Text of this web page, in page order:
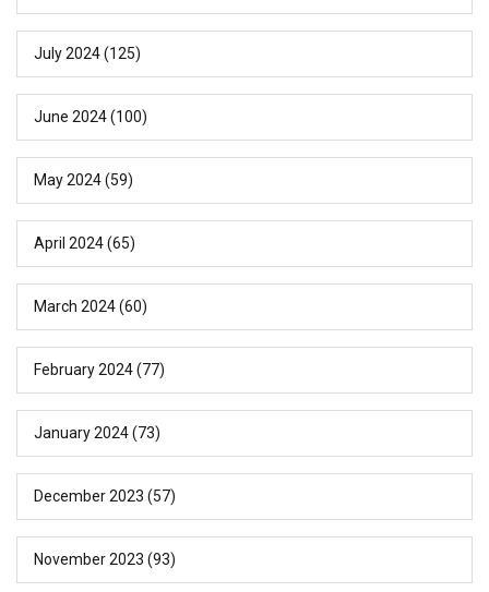
July 2024(125)
June 2024(100)
May 2024(59)
April 2024(65)
March 2024(60)
February 2024(77)
January 2024(73)
December 2023 (57)
November 2023 (93)